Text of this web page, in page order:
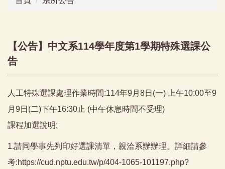
【公告】中文系114學年度第1學期特殊選課公
告
人工特殊選課處理作業時間:114年9月8日(一) 上午10:00至9
月9日(二)下午16:30止 (中午休息時間不受理)
課程加選說明:
1.請同學事先列印好選課清單，親洽系辦辦理。詳細請參
考:https://cud.nptu.edu.tw/p/404-1065-101197.php?